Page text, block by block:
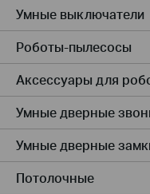
Умные выключатели
Роботы-пылесосы
Аксессуары для
Умные дверные
Умные дверные
Потолочные